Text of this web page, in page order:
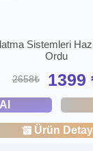
Sistemleri
Ordu
2658₺ 1399
Ürün Detay